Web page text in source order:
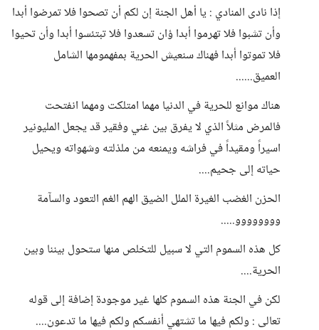
إذا نادى المنادي : يا أهل الجنة إن لكم أن تصحوا فلا تمرضوا أبدا
وأن تشبوا فلا تهرموا أبدا ؤان تسعدوا فلا تبتئسوا أبدا وأن تحيوا
فلا تموتوا أبدا فهناك سنعيش الحرية بمفهمومها الشامل
العميق......
هناك موانع للحرية في الدنيا مهما امتلكت ومهما انفتحت
فالمرض مثلاً الذي لا يفرق بين غني وفقير قد يجعل المليونير
اسيراً ومقيداً في فراشه ويمنعه من ملذلته وشهواته ويحيل
حياته إلى جحيم....
الحزن الغضب الغيرة الملل الضيق الهم الغم التعود والسآمة
وووووووو.....
كل هذه السموم التي لا سبيل للتخلص منها ستحول بيننا وبين
الحرية....
لكن في الجنة هذه السموم كلها غير موجودة إضافة إلى قوله
تعالى : ولكم فيها ما تشتهي أنفسكم ولكم فيها ما تدعون....